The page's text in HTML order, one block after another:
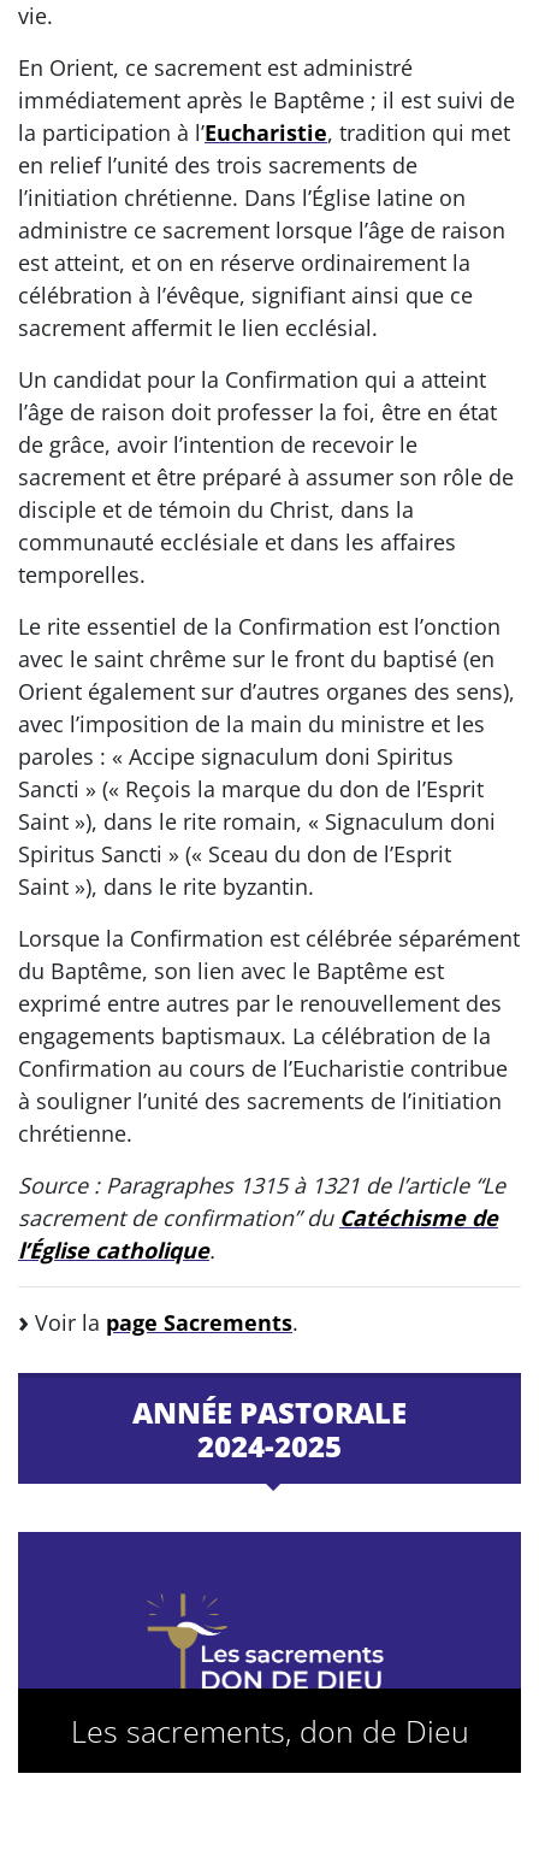
vie.
En Orient, ce sacrement est administré
immédiatement après le Baptême ; il est suivi de
la participation à l’Eucharistie, tradition qui met
en relief l’unité des trois sacrements de
l’initiation chrétienne. Dans l’Église latine on
administre ce sacrement lorsque l’âge de raison
est atteint, et on en réserve ordinairement la
célébration à l’évêque, signifiant ainsi que ce
sacrement affermit le lien ecclésial.
Un candidat pour la Confirmation qui a atteint
l’âge de raison doit professer la foi, être en état
de grâce, avoir l’intention de recevoir le
sacrement et être préparé à assumer son rôle de
disciple et de témoin du Christ, dans la
communauté ecclésiale et dans les affaires
temporelles.
Le rite essentiel de la Confirmation est l’onction
avec le saint chrême sur le front du baptisé (en
Orient également sur d’autres organes des sens),
avec l’imposition de la main du ministre et les
paroles : « Accipe signaculum doni Spiritus
Sancti » (« Reçois la marque du don de l’Esprit
Saint »), dans le rite romain, « Signaculum doni
Spiritus Sancti » (« Sceau du don de l’Esprit
Saint »), dans le rite byzantin.
Lorsque la Confirmation est célébrée séparément
du Baptême, son lien avec le Baptême est
exprimé entre autres par le renouvellement des
engagements baptismaux. La célébration de la
Confirmation au cours de l’Eucharistie contribue
à souligner l’unité des sacrements de l’initiation
chrétienne.
Source : Paragraphes 1315 à 1321 de l’article “Le
sacrement de confirmation” du Catéchisme de
l’Église catholique.
Voir la page Sacrements.
ANNÉE PASTORALE
2024-2025
Les sacrements, don de Dieu